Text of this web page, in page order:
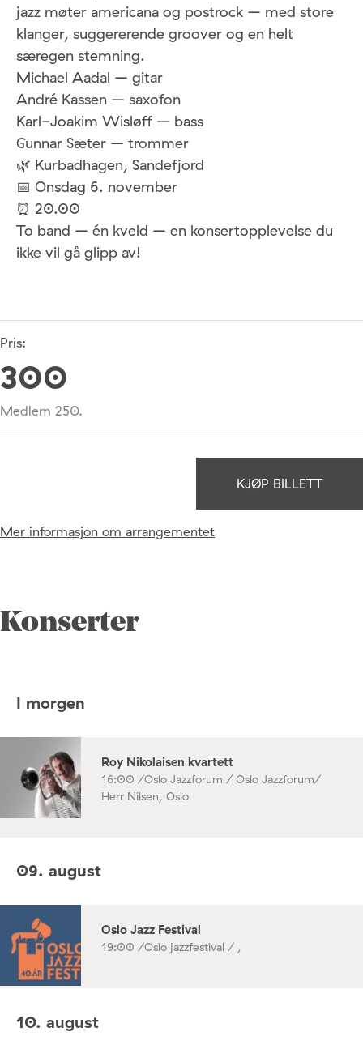
jazz møter americana og postrock – med store
klanger, suggererende groover og en helt
særegen stemning.
Michael Aadal – gitar
André Kassen – saxofon
Karl-Joakim Wisløff – bass
Gunnar Sæter – trommer
🌿 Kurbadhagen, Sandefjord
📅 Onsdag 6. november
⏰ 20.00
To band – én kveld – en konsertopplevelse du
ikke vil gå glipp av!
Pris:
300
Medlem 250.
KJØP BILLETT
Mer informasjon om arrangementet
Konserter
I morgen
Roy Nikolaisen kvartett
16:00 /Oslo Jazzforum / Oslo Jazzforum/
Herr Nilsen, Oslo
09. august
Oslo Jazz Festival
19:00 /Oslo jazzfestival / ,
10. august